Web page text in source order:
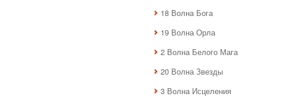
18 Волна Бога
19 Волна Орла
2 Волна Белого Мага
20 Волна Звезды
3 Волна Исцеления